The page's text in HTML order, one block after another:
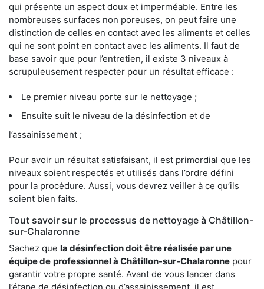
qui présente un aspect doux et imperméable. Entre les
nombreuses surfaces non poreuses, on peut faire une
distinction de celles en contact avec les aliments et celles
qui ne sont point en contact avec les aliments. Il faut de
base savoir que pour l’entretien, il existe 3 niveaux à
scrupuleusement respecter pour un résultat efficace :
Le premier niveau porte sur le nettoyage ;
Ensuite suit le niveau de la désinfection et de
l’assainissement ;
Pour avoir un résultat satisfaisant, il est primordial que les
niveaux soient respectés et utilisés dans l’ordre défini
pour la procédure. Aussi, vous devrez veiller à ce qu’ils
soient bien faits.
Tout savoir sur le processus de nettoyage à Châtillon-
sur-Chalaronne
Sachez que la désinfection doit être réalisée par une
équipe de professionnel à Châtillon-sur-Chalaronne pour
garantir votre propre santé. Avant de vous lancer dans
l’étape de désinfection ou d’assainissement, il est